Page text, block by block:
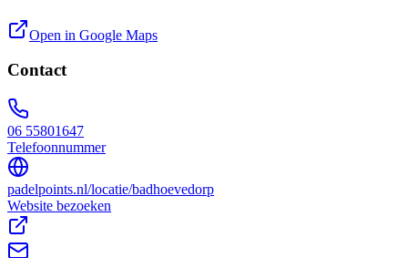
Open in Google Maps
Contact
06 55801647
Telefoonnummer
padelpoints.nl/locatie/badhoevedorp
Website bezoeken